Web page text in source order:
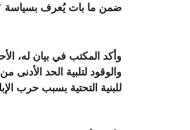
ضمن ما بات يُعرف بسياسة
والوقود لتلبية الحد الأدنى
للبنية التحتية بسبب حرب